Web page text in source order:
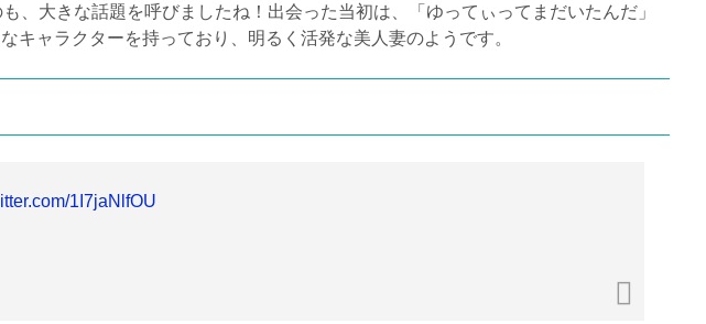
、大きな話題を呼びましたね！出会った当初は、「ゆってぃってまだいたんだ」
ャラクターを持っており、明るく活発な美人妻のようです。
1I7jaNlfOU